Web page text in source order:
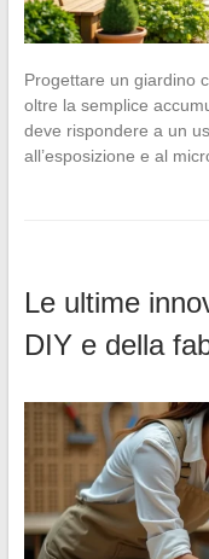
Progettare un giardino
oltre la semplice
deve rispondere a un
all’esposizione e al
Le ultime
DIY e della